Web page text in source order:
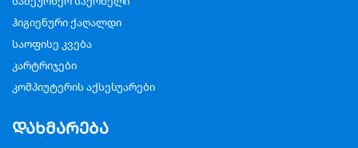
ჰიგიენური ქაღალდი
საოფისე კვება
კარტრიჯები
კომპიუტერის აქსესუარები
დახმარება